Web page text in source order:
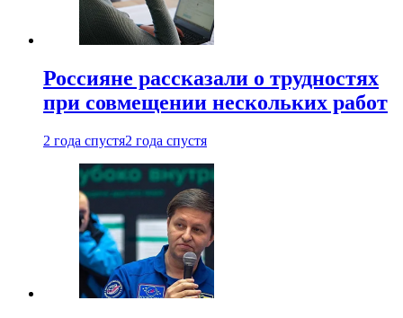
Россияне рассказали о трудностях
при совмещении нескольких работ
2 года спустя2 года спустя